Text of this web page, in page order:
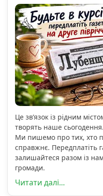
Це зв’язок із рідним
творять наше сьогодення.
Ми пишемо про тих, хто
справжнє. Передплатіть
залишайтеся разом із
громади.
Читати далі...